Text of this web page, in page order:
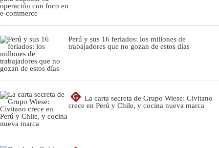
Perú y sus 16 feriados: los millones de
trabajadores que no gozan de estos días
G
La carta secreta de Grupo Wiese: Civitano
crece en Perú y Chile, y cocina nueva marca